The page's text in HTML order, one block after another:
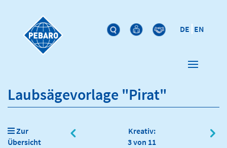
DE EN
Laubsägevorlage "Pirat"
Zur
Übersicht
Kreativ:
3 von 11